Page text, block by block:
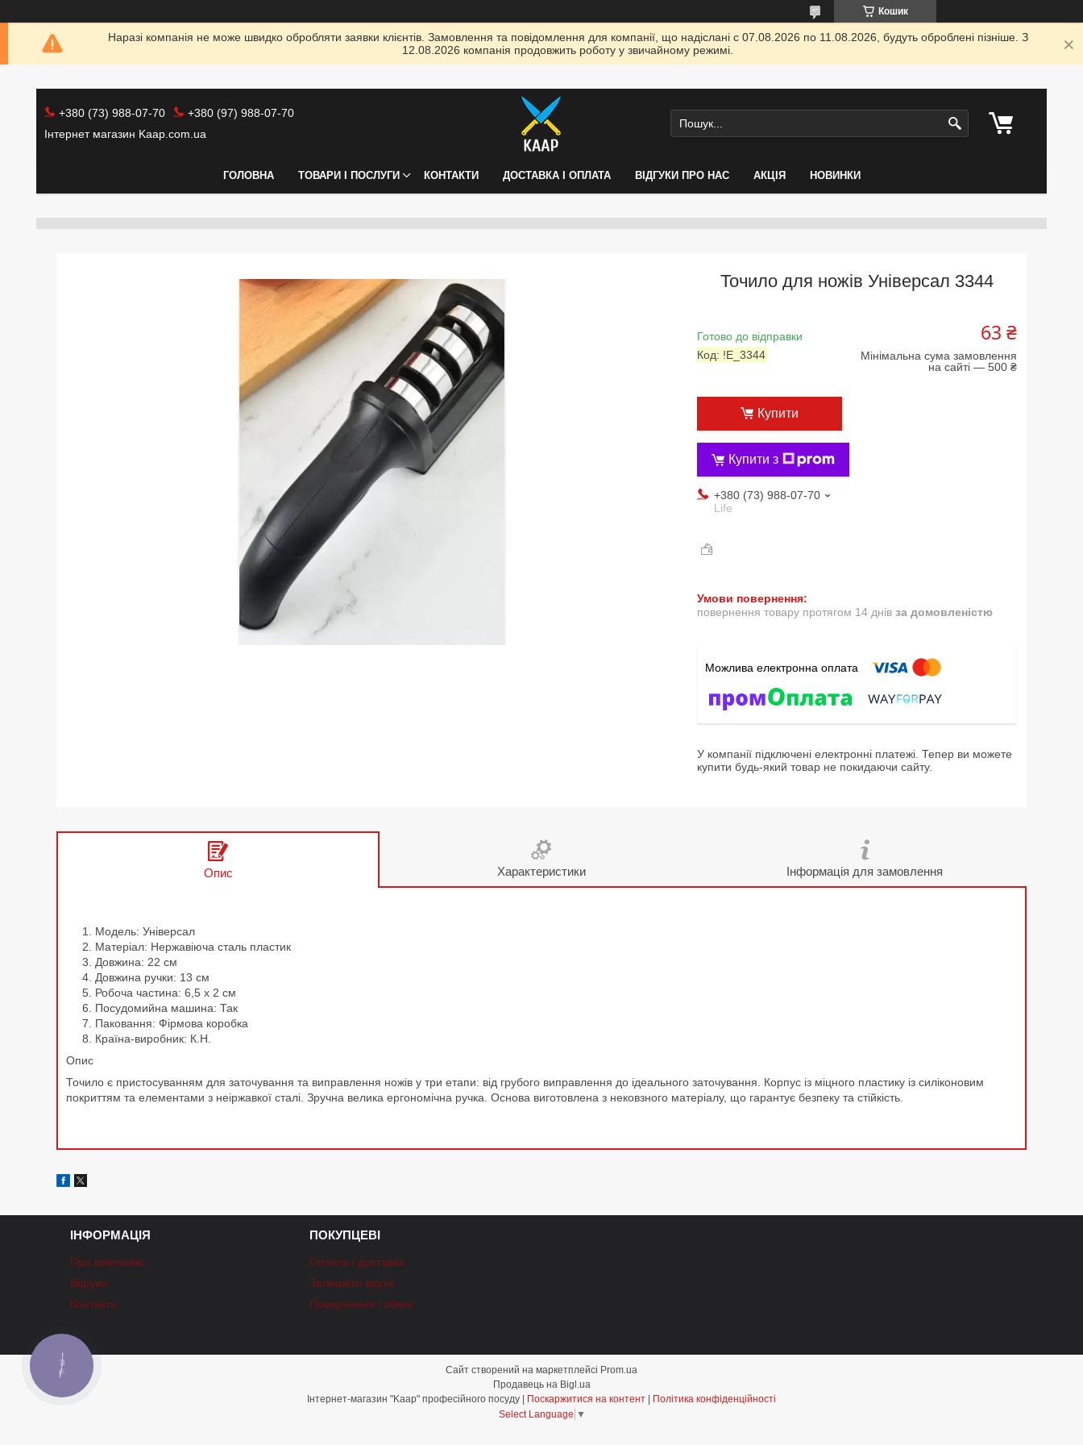
Кошик
Наразі компанія не може швидко обробляти заявки клієнтів. Замовлення та повідомлення для компанії, що надіслані с 07.08.2026 по 11.08.2026, будуть оброблені пізніше. З
12.08.2026 компанія продовжить роботу у звичайному режимі.
+380 (73) 988-07-70
+380 (97) 988-07-70
Інтернет магазин Kaap.com.ua
ГОЛОВНА ТОВАРИ І ПОСЛУГИ КОНТАКТИ ДОСТАВКА І ОПЛАТА ВІДГУКИ ПРО НАС АКЦІЯ НОВИНКИ
Точило для ножів Універсал 3344
Готово до відправки
Код: !Е_3344
63 ₴
Мінімальна сума замовлення
на сайті — 500 ₴
Купити
Купити з
+380 (73) 988-07-70
Life
повернення товару протягом 14 днів за домовленістю
У компанії підключені електронні платежі. Тепер ви можете
купити будь-який товар не покидаючи сайту.
Опис Характеристики Інформація для замовлення
Модель: Універсал
Матеріал: Нержавіюча сталь пластик
Довжина: 22 см
Довжина ручки: 13 см
Робоча частина: 6,5 х 2 см
Посудомийна машина: Так
Паковання: Фірмова коробка
Країна-виробник: К.Н.
Опис
Точило є пристосуванням для заточування та виправлення ножів у три етапи: від грубого виправлення до ідеального заточування. Корпус із міцного пластику із силіконовим
покриттям та елементами з неіржавкої сталі. Зручна велика ергономічна ручка. Основа виготовлена з нековзного матеріалу, що гарантує безпеку та стійкість.
ІНФОРМАЦІЯ
Про компанію
Відгуки
Контакти
ПОКУПЦЕВІ
Оплата і доставка
Залишити відгук
Повернення і обмін
Сайт створений на маркетплейсі Prom.ua
Продавець на Bigl.ua
Поскаржитися на контент
Політика конфіденційності
Select Language ▼
КНОПКА
ЗВ'ЯЗКУ